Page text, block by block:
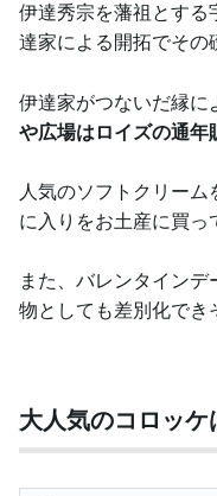
伊達秀宗を藩祖とする
達家による開拓でその
伊達家がつないだ縁に
や広場はロイズの通年
人気のソフトクリー
に入りをお土産に買っ
また、バレンタインデ
物としても差別化でき
大人気のコロッケ